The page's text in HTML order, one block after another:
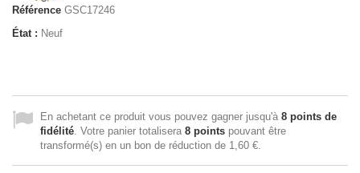
Référence GSC17246
État : Neuf
En achetant ce produit vous pouvez gagner jusqu'à 8 points de
fidélité . Votre panier totalisera 8 points pouvant être
transformé(s) en un bon de réduction de 1,60 €